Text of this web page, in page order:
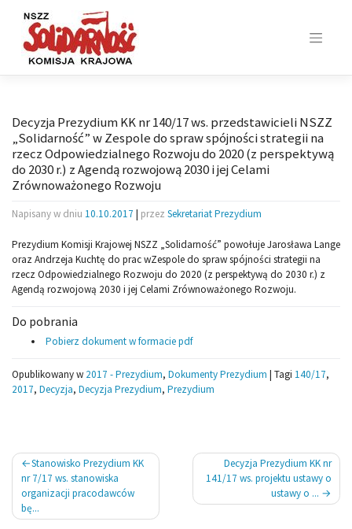
content
Decyzja Prezydium KK nr 140/17 ws. przedstawicieli NSZZ
„Solidarność” w Zespole do spraw spójności strategii na
rzecz Odpowiedzialnego Rozwoju do 2020 (z perspektywą
do 2030 r.) z Agendą rozwojową 2030 i jej Celami
Zrównoważonego Rozwoju
Napisany w dniu 10.10.2017 | przez Sekretariat Prezydium
Prezydium Komisji Krajowej NSZZ „Solidarność” powołuje Jarosława Lange
oraz Andrzeja Kuchtę do prac wZespole do spraw spójności strategii na
rzecz Odpowiedzialnego Rozwoju do 2020 (z perspektywą do 2030 r.) z
Agendą rozwojową 2030 i jej Celami Zrównoważonego Rozwoju.
Do pobrania
Pobierz dokument w formacie pdf
Opublikowany w 2017 - Prezydium, Dokumenty Prezydium | Tagi 140/17,
2017, Decyzja, Decyzja Prezydium, Prezydium
Nawigacja
wpisu
Stanowisko Prezydium KK
nr 7/17 ws. stanowiska
organizacji pracodawców
bę...
Decyzja Prezydium KK nr
141/17 ws. projektu ustawy o
ustawy o ...